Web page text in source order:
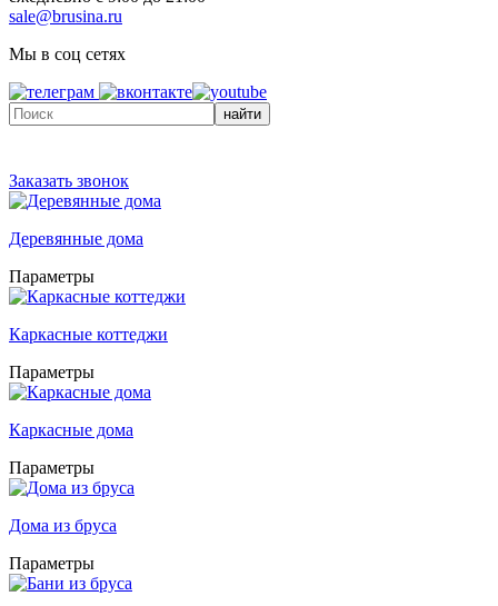
sale@brusina.ru
Мы в соц сетях
найти
Заказать звонок
Деревянные дома
Параметры
Каркасные коттеджи
Параметры
Каркасные дома
Параметры
Дома из бруса
Параметры